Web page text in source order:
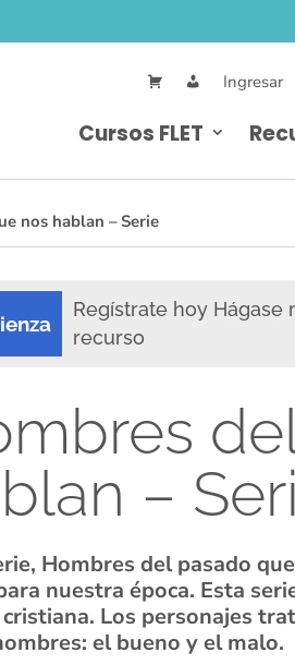
Ingresar
Cursos FLET
nos hablan – Serie
Regístrate hoy
recurso
–
Hombres del pasado
nuestra época. Esta
Los personajes
el bueno y el malo.